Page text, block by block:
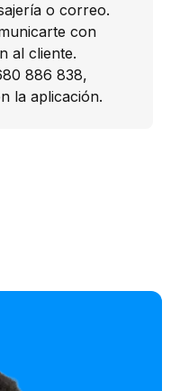
o correo.
con
al cliente.
886 838,
la aplicación.